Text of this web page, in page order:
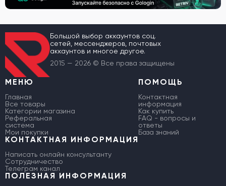
Большой выбор аккаунтов соц.
сетей, мессенджеров, почтовых
аккаунтов и многое другое.
2015 — 2026 © Все права защищены
МЕНЮ
Главная
Все товары
Категории магазина
Реферальная
система
Мои покупки
ПОМОЩЬ
Контактная
информация
Как купить
FAQ - вопросы и
ответы
База знаний
КОНТАКТНАЯ ИНФОРМАЦИЯ
Написать онлайн консультанту
Сотрудничество
Телеграм канал
ПОЛЕЗНАЯ ИНФОРМАЦИЯ